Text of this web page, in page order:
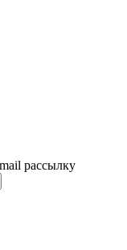
рассылку